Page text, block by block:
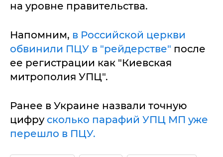
на уровне правительства.
Напомним, в Российской церкви
обвинили ПЦУ в "рейдерстве" после
ее регистрации как "Киевская
митрополия УПЦ".
Ранее в Украине назвали точную
цифру сколько парафий УПЦ МП уже
перешло в ПЦУ.